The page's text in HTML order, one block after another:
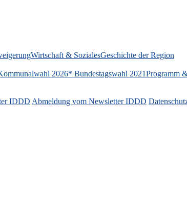
Wirtschaft & SozialesGeschichte der Region
2026* Bundestagswahl 2021Programm
IDDD Abmeldung vom Newsletter IDDD